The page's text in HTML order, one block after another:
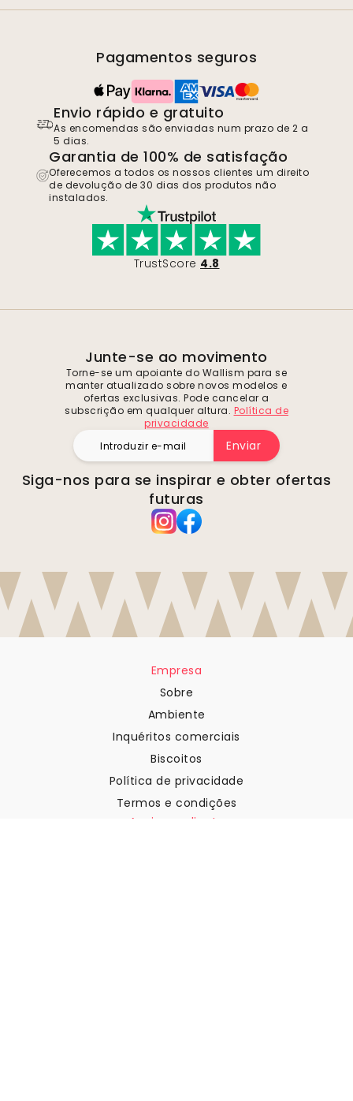
Pagamentos seguros
Envio rápido e gratuito
As encomendas são enviadas num prazo de 2 a
5 dias.
Garantia de 100% de satisfação
Oferecemos a todos os nossos clientes um direito
de devolução de 30 dias dos produtos não
instalados.
TrustScore 4.8
Junte-se ao movimento
Torne-se um apoiante do Wallism para se
manter atualizado sobre novos modelos e
ofertas exclusivas. Pode cancelar a
subscrição em qualquer altura. Política de
privacidade
Enviar
Siga-nos para se inspirar e obter ofertas
futuras
Empresa
Sobre
Ambiente
Inquéritos comerciais
Biscoitos
Política de privacidade
Termos e condições
Apoio ao cliente